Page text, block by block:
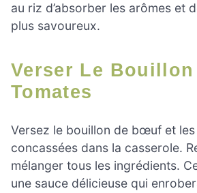
au riz d’absorber les arômes et
plus savoureux.
Verser Le Bouillon Et Les
Tomates
Versez le bouillon de bœuf et
concassées dans la casserole.
mélanger tous les ingrédients.
une sauce délicieuse qui